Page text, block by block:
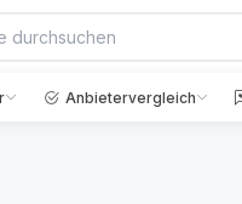
Anbietervergleich